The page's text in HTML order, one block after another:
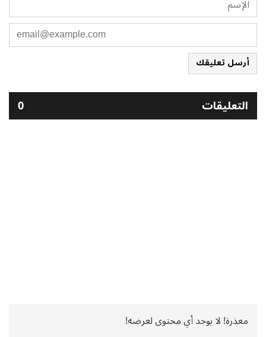
أرسل تعليقك
التعليقات 0
معذرة! لا يوجد أي محتوى لعرضه!